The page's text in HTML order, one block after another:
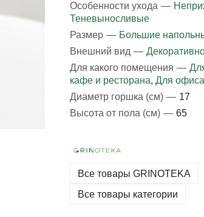
Особенности ухода —
Теневыносливые
Размер — Большие
Внешний вид —
Для какого помещения —
кафе и ресторана, Для офиса
Диаметр горшка (см) — 17
Высота от пола (см) — 65
Все товары GRINOTEKA
Все товары категории